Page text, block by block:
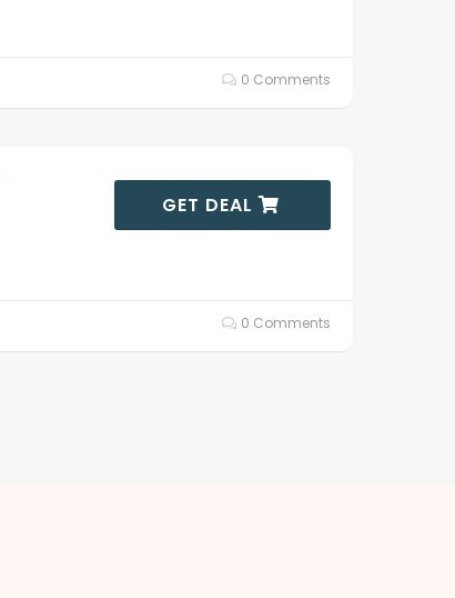
0 Comments
GET DEAL
0 Comments